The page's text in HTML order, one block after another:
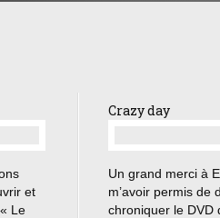
et
Le
Crazy day
Un grand merci à
m’avoir permis de
chroniquer le DVD